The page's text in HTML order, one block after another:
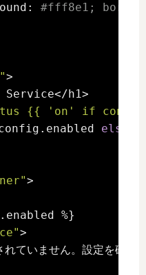
#fff8e1;
>
Service</h1>
{{ 'on' if
else
>
%}
>
ていません。設定を確認